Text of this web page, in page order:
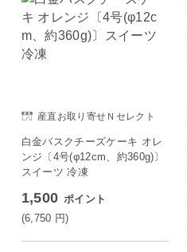
産直お取り寄せＮセレクト
白金バスクチーズケーキ オレ
ンジ〔4号(φ12cm、約360g)〕
スイーツ 冷凍
1,500 ポイント
(6,750 円)